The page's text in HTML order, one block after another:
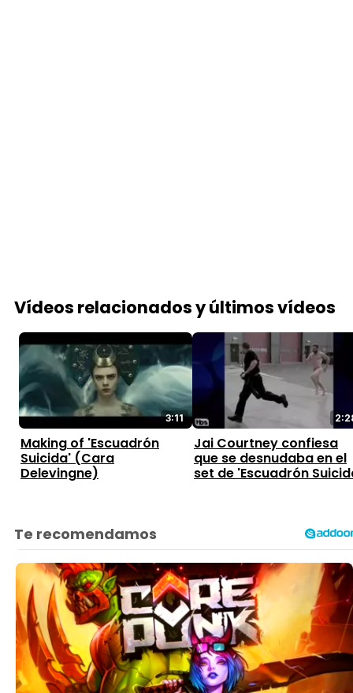
Vídeos relacionados y últimos vídeos
3:11
Making of 'Escuadrón
Suicida' (Cara
Delevingne)
Jai Courtney confiesa
que se desnudaba en el
set de 'Escuadrón